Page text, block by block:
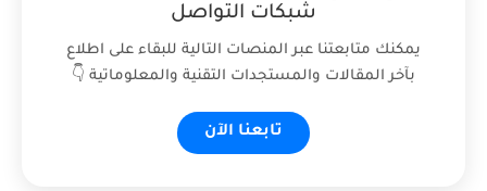
شبكات التواصل
يمكنك متابعتنا عبر المنصات التالية للبقاء على اطلاع
بآخر المقالات والمستجدات التقنية والمعلوماتية 👇
تابعنا الآن